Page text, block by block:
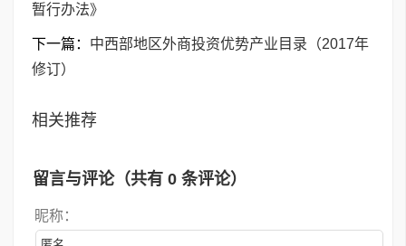
暂行办法》
下一篇： 中西部地区外商投资优势产业目录（2017年
修订）
相关推荐
留言与评论（共有 0 条评论）
昵称：